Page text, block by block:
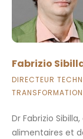
Fabrizio
DIRECTEUR
TRANSFORMATION
Dr Fabrizio
alimentaires et